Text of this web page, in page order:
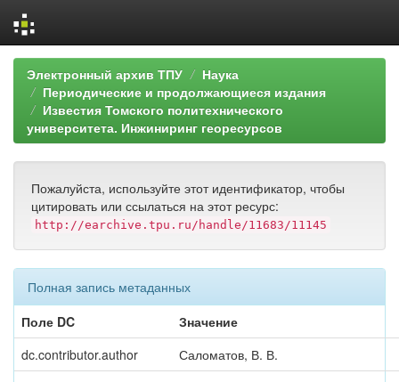
Skip
navigation
Электронный архив ТПУ
Наука
Периодические и продолжающиеся издания
Известия Томского политехнического
университета. Инжиниринг георесурсов
Пожалуйста, используйте этот идентификатор, чтобы
цитировать или ссылаться на этот ресурс:
http://earchive.tpu.ru/handle/11683/11145
Полная запись метаданных
Поле DC
Значение
dc.contributor.author
Саломатов, В. В.